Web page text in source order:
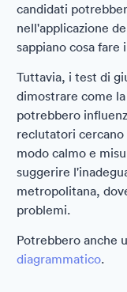
candidati
nell'applicazione
sappiano cosa fare
Tuttavia, i test di
dimostrare come
potrebbero
reclutatori cercano
modo calmo e
suggerire
metropolitana,
problemi.
Potrebbero anche
diagrammatico.